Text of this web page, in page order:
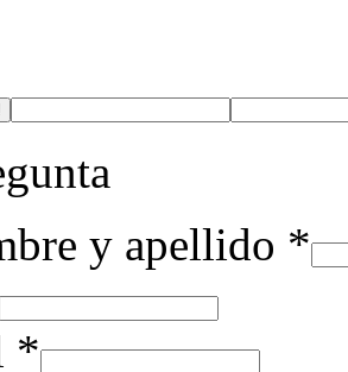
y apellido *
*